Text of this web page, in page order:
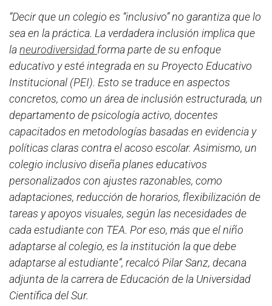
“Decir que un colegio es “inclusivo” no garantiza que lo
sea en la práctica. La verdadera inclusión implica que
laneurodiversidad forma parte de su enfoque
educativo y esté integrada en su Proyecto Educativo
Institucional (PEI). Esto se traduce en aspectos
concretos, como un área de inclusión estructurada, un
departamento de psicología activo, docentes
capacitados en metodologías basadas en evidencia y
políticas claras contra el acoso escolar. Asimismo, un
colegio inclusivo diseña planes educativos
personalizados con ajustes razonables, como
adaptaciones, reducción de horarios, flexibilización de
tareas y apoyos visuales, según las necesidades de
cada estudiante con TEA. Por eso, más que el niño
adaptarse al colegio, es la institución la que debe
adaptarse al estudiante”, recalcó Pilar Sanz, decana
adjunta de la carrera de Educación de la Universidad
Científica del Sur.